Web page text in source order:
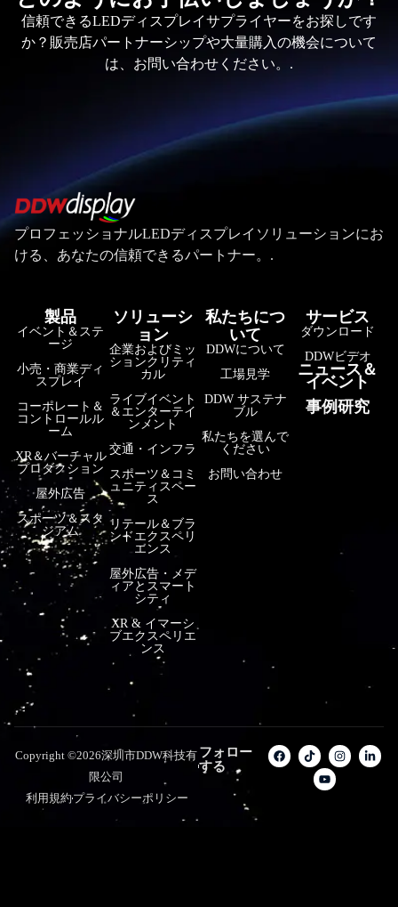
信頼できるLEDディスプレイサプライヤーをお探しです
か？販売店パートナーシップや大量購入の機会について
は、お問い合わせください。.
プロフェッショナルLEDディスプレイソリューションにお
ける、あなたの信頼できるパートナー。.
製品
イベント＆ステ
ージ
小売・商業ディ
スプレイ
コーポレート＆
コントロールル
ーム
XR＆バーチャル
プロダクション
屋外広告
スポーツ＆スタ
ジアム
ソリューシ
ョン
企業およびミッ
ションクリティ
カル
ライブイベント
＆エンターテイ
ンメント
交通・インフラ
スポーツ＆コミ
ュニティスペー
ス
リテール＆ブラ
ンドエクスペリ
エンス
屋外広告・メデ
ィアとスマート
シティ
XR & イマーシ
ブエクスペリエ
ンス
私たちにつ
いて
DDWについて
工場見学
DDW サステナ
ブル
私たちを選んで
ください
お問い合わせ
サービス
ダウンロード
DDWビデオ
ニュース＆
イベント
事例研究
Copyright ©2026深圳市DDW科技有
限公司
利用規約プライバシーポリシー
フォロー
する